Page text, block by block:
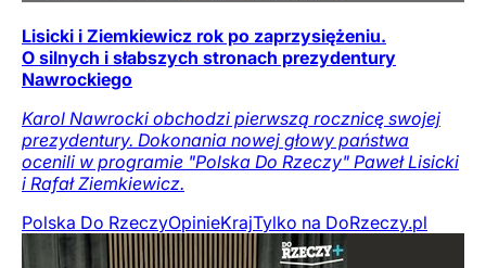
Lisicki i Ziemkiewicz rok po zaprzysiężeniu.
O silnych i słabszych stronach prezydentury
Nawrockiego
Karol Nawrocki obchodzi pierwszą rocznicę swojej
prezydentury. Dokonania nowej głowy państwa
ocenili w programie "Polska Do Rzeczy" Paweł Lisicki
i Rafał Ziemkiewicz.
Polska Do RzeczyOpinieKrajTylko na DoRzeczy.pl